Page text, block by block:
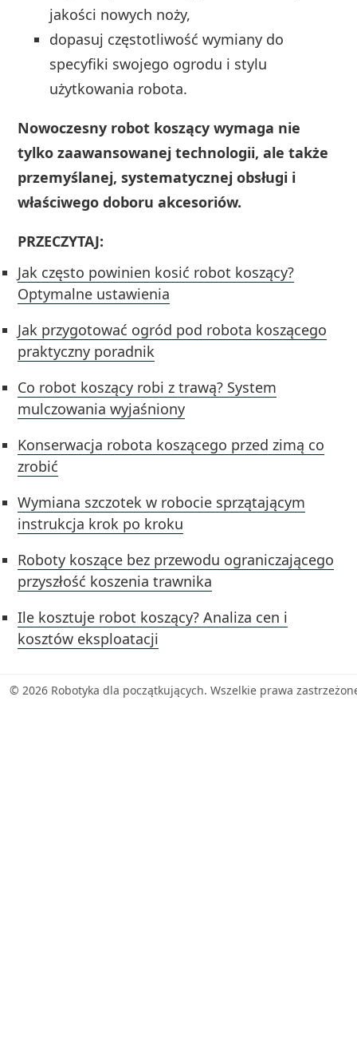
jakości nowych noży,
dopasuj częstotliwość wymiany do
specyfiki swojego ogrodu i stylu
użytkowania robota.
Nowoczesny robot koszący wymaga nie
tylko zaawansowanej technologii, ale także
przemyślanej, systematycznej obsługi i
właściwego doboru akcesoriów.
PRZECZYTAJ:
Jak często powinien kosić robot koszący?
Optymalne ustawienia
Jak przygotować ogród pod robota koszącego
praktyczny poradnik
Co robot koszący robi z trawą? System
mulczowania wyjaśniony
Konserwacja robota koszącego przed zimą co
zrobić
Wymiana szczotek w robocie sprzątającym
instrukcja krok po kroku
Roboty koszące bez przewodu ograniczającego
przyszłość koszenia trawnika
Ile kosztuje robot koszący? Analiza cen i
kosztów eksploatacji
© 2026 Robotyka dla początkujących. Wszelkie prawa